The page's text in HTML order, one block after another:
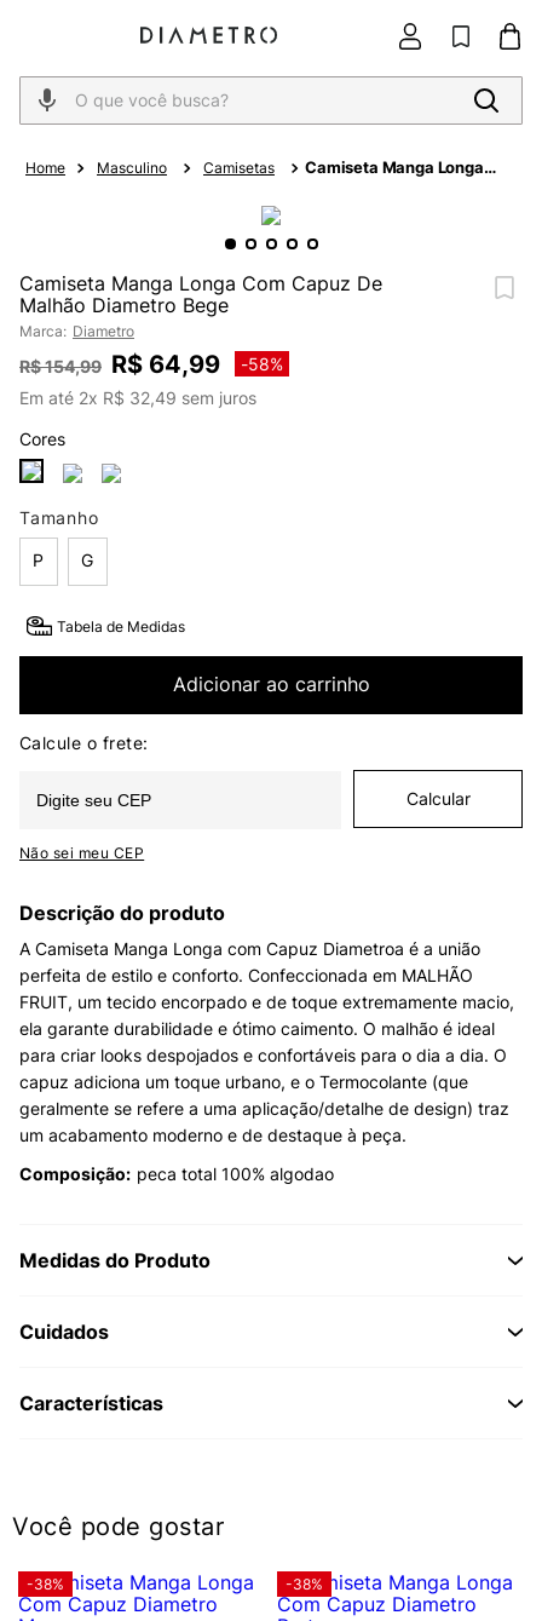
O que você busca?
Masculino Camisetas
Camiseta Manga Longa
Camiseta Manga Longa Com Capuz De
Malhão Diametro Bege
Marca: Diametro
R$154,99 R$ 64,99 -58%
Em até 2x R$ 32,49 sem juros
Cores
Tamanho
P G
Tabela de Medidas
Adicionar ao carrinho
Não sei meu CEP
Descrição do produto
A Camiseta Manga Longa com Capuz Diametroa é a união
perfeita de estilo e conforto. Confeccionada em MALHÃO
FRUIT, um tecido encorpado e de toque extremamente macio,
ela garante durabilidade e ótimo caimento. O malhão é ideal
para criar looks despojados e confortáveis para o dia a dia. O
capuz adiciona um toque urbano, e o Termocolante (que
geralmente se refere a uma aplicação/detalhe de design) traz
um acabamento moderno e de destaque à peça.
Composição: peca total 100% algodao
Medidas do Produto
Cuidados
Características
Você pode gostar
-38% -38%